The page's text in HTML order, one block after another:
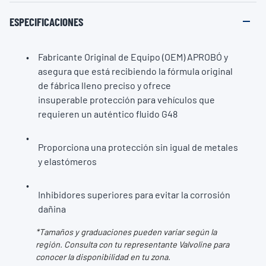
ESPECIFICACIONES
Fabricante Original de Equipo (OEM) APROBÓ y
asegura que está recibiendo la fórmula original
de fábrica lleno preciso y ofrece
insuperable protección para vehículos que
requieren un auténtico fluido G48
Proporciona una protección sin igual de metales
y elastómeros
Inhibidores superiores para evitar la corrosión
dañina
*Tamaños y graduaciones pueden variar según la
región. Consulta con tu representante Valvoline para
conocer la disponibilidad en tu zona.